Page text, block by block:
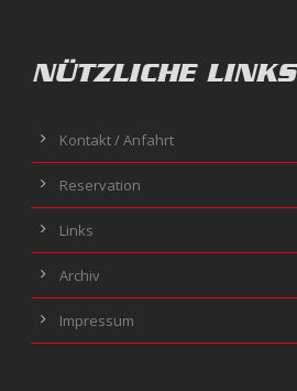
NÜTZLICHE LINKS
Kontakt / Anfahrt
Reservation
Links
Archiv
Impressum